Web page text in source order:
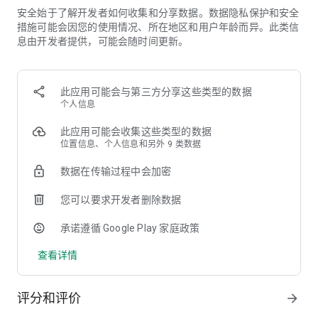
以吸引其注意。
• 专用频道有助于为重要项目创建重点工作区。
• 直接在 Teams 中对任何人发起视频通话，或立即将群组聊天
• GIF、表情符号和消息动画可以让你更轻松地在字词不足以时表
达自己。
• 通过任务列表，可以与家人或好友一起随时了解工作项目或计
划。分配任务、设置截止日期并关闭已完成的任务，以让每个人
• 通过聊天中的文件共享，可以更轻松地协调工作分配或个人项
• 云存储使你随时随地轻松访问共享文档和文件。
接)，因此无需花费时间查找内容*。
的工作会议。
• 与外部合作伙伴安全地协作进行工作分配，同时持续掌控数
安全始于了解开发者如何收集和分享数据。数据隐私保护和安全
措施可能会因您的使用情况、所在地区和用户年龄而异。此类信
息由开发者提供，可能会随时间更新。
此应用可能会与第三方分享这些类型的数据
个人信息
此应用可能会收集这些类型的数据
位置信息、个人信息和另外 9 类数据
数据在传输过程中会加密
您可以要求开发者删除数据
承诺遵循 Google Play 家庭政策
查看详情
评分和评价 arrow_forward